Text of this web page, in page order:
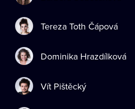
Tereza Toth Čápová
Dominika Hrazdílková
Vít Pištěcký